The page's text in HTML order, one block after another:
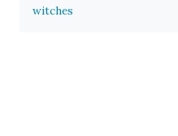
witches